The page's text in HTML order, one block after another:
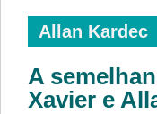
Allan Kardec
A
Xavier e